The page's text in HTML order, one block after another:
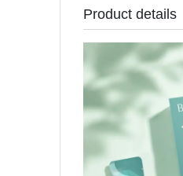
Product details